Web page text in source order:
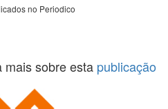
no Periodico
mais sobre esta publicação